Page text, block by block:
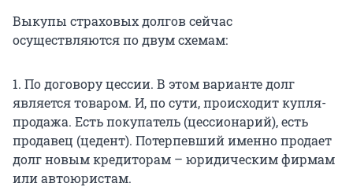
Выкупы страховых долгов сейчас
осуществляются по двум схемам:
1. По договору цессии. В этом варианте долг
является товаром. И, по сути, происходит купля-
продажа. Есть покупатель (цессионарий), есть
продавец (цедент). Потерпевший именно продает
долг новым кредиторам – юридическим фирмам
или автоюристам.